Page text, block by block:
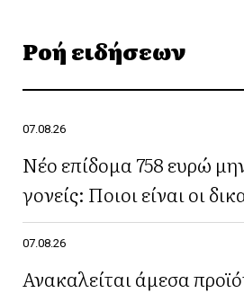
Ροή ειδήσεων
07.08.26
Νέο επίδομα 758 ευρώ
γονείς: Ποιοι είναι οι
07.08.26
Ανακαλείται άμεσα